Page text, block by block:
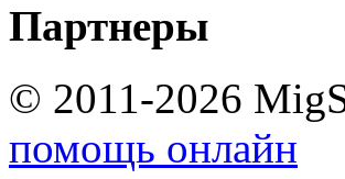
Партнеры
© 2011-2026
помощь онлайн